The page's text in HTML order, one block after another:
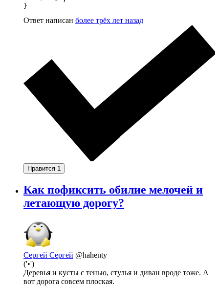
}
Ответ написан более трёх лет назад
Нравится 1
Как пофиксить обилие мелочей и
летающую дорогу?
Сергей Сергей @hahenty
('•')
Деревья и кусты с тенью, стулья и диван вроде тоже. А
вот дорога совсем плоская.